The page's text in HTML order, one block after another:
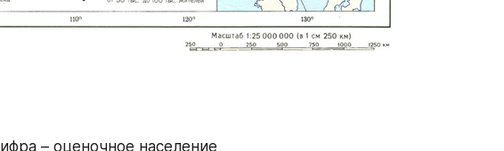
– оценочное население